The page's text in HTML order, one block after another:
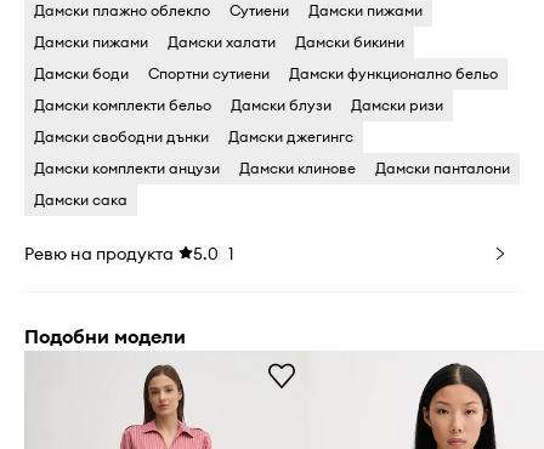
Дамски плажно облекло
Cутиени
Дамски пижами
Дамски пижами
Дамски халати
Дамски бикини
Дамски боди
Cпортни сутиени
Дамски функционално бельо
Дамски комплекти бельо
Дамски блузи
Дамски ризи
Дамски свободни дънки
Дамски джегингс
Дамски комплекти анцузи
Дамски клинове
Дамски панталони
Дамски сака
Ревю на продукта 5.0 1
Подобни модели